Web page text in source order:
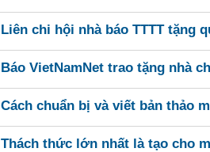
Liên chi hội nhà báo TTTT tặng
Báo VietNamNet trao tặng nhà
Cách chuẩn bị và viết bản thảo
Thách thức lớn nhất là tạo cho